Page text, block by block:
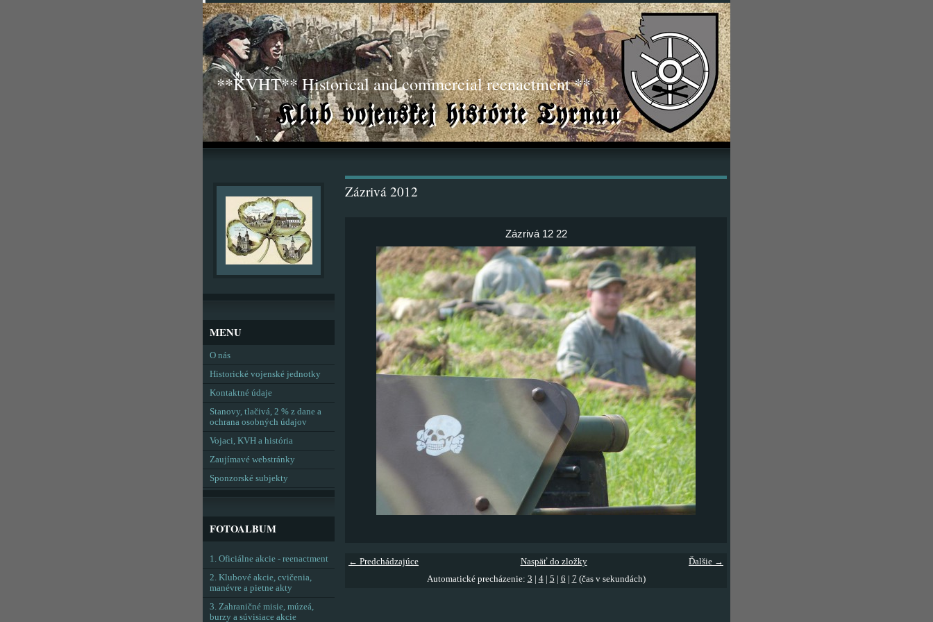
**KVHT** Historical and commercial reenactment **
Zázrivá 2012
Zázrivá 12 22
← Predchádzajúce Ďalšie →
Naspäť do zložky
Automatické precházenie: 3 4| 5 6 7 (čas v sekundách)
MENU
O nás
Historické vojenské jednotky
Kontaktné údaje
Stanovy, tlačivá, 2 % z dane a
ochrana osobných údajov
Vojaci, KVH a história
Zaujímavé webstránky
Sponzorské subjekty
FOTOALBUM
1. Oficiálne akcie - reenactment
2. Klubové akcie, cvičenia,
manévre a pietne akty
3. Zahraničné misie, múzeá,
burzy a súvisiace akcie